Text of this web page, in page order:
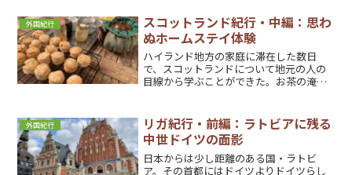
外国紀行
スコットランド紀行・中編：思わ
ぬホームステイ体験
ハイランド地方の家庭に滞在した数日
で、スコットランドについて地元の人の
目線から学ぶことができた。お茶の淹れ
について。
外国紀行
リガ紀行・前編：ラトビアに残る
中世ドイツの面影
日本からは少し距離のある国・ラトビ
ア。その首都にはドイツよりドイツらし